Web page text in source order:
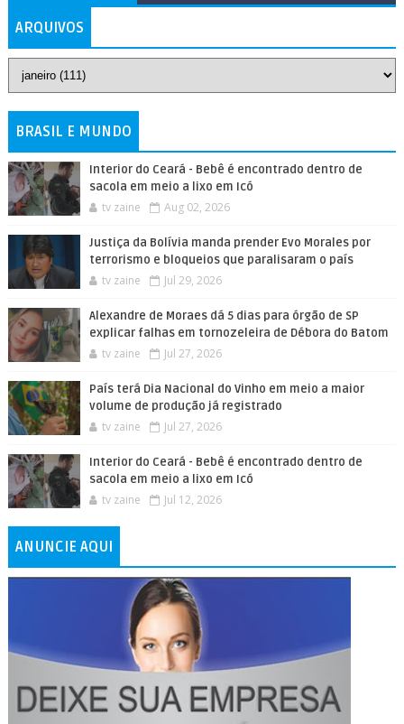
ARQUIVOS
BRASIL E MUNDO
Interior do Ceará - Bebê é encontrado dentro de
sacola em meio a lixo em Icó
tv zaine Aug 02, 2026
Justiça da Bolívia manda prender Evo Morales por
terrorismo e bloqueios que paralisaram o país
tv zaine Jul 29, 2026
Alexandre de Moraes dá 5 dias para órgão de SP
explicar falhas em tornozeleira de Débora do Batom
tv zaine Jul 27, 2026
País terá Dia Nacional do Vinho em meio a maior
volume de produção já registrado
tv zaine Jul 27, 2026
Interior do Ceará - Bebê é encontrado dentro de
sacola em meio a lixo em Icó
tv zaine Jul 12, 2026
ANUNCIE AQUI